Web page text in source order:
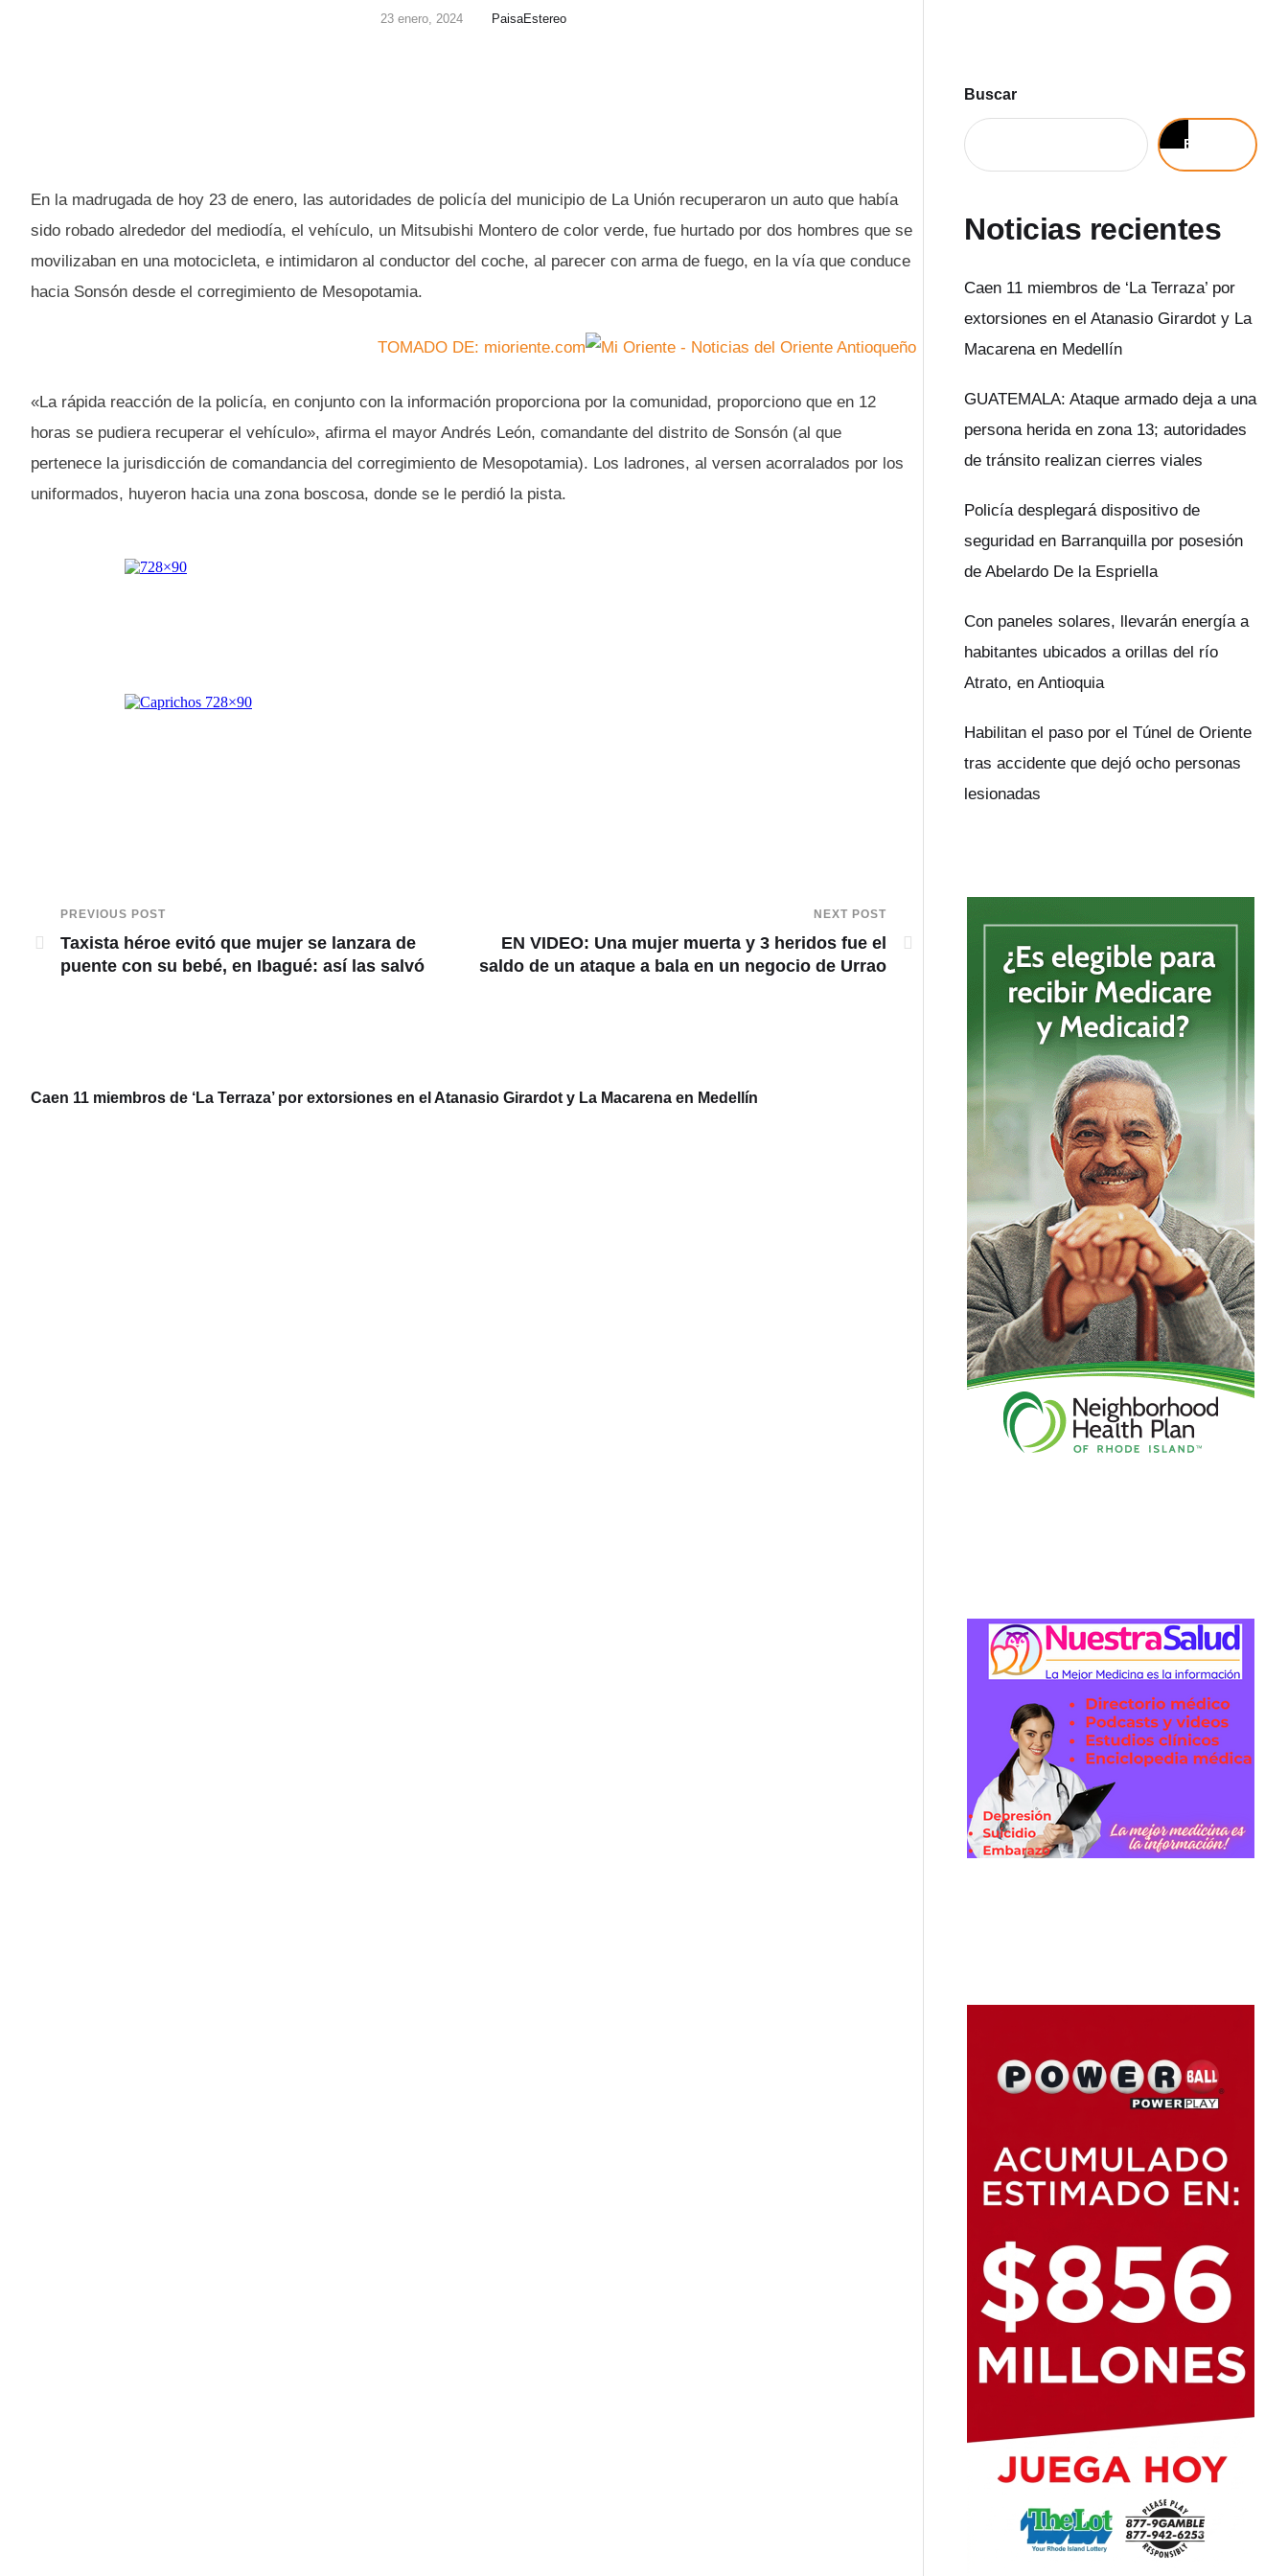
23 enero, 2024 PaisaEstereo
En la madrugada de hoy 23 de enero, las autoridades de policía del municipio de La Unión recuperaron un auto que había
sido robado alrededor del mediodía, el vehículo, un Mitsubishi Montero de color verde, fue hurtado por dos hombres que se
movilizaban en una motocicleta, e intimidaron al conductor del coche, al parecer con arma de fuego, en la vía que conduce
hacia Sonsón desde el corregimiento de Mesopotamia.
TOMADO DE: mioriente.com
«La rápida reacción de la policía, en conjunto con la información proporciona por la comunidad, proporciono que en 12
horas se pudiera recuperar el vehículo», afirma el mayor Andrés León, comandante del distrito de Sonsón (al que
pertenece la jurisdicción de comandancia del corregimiento de Mesopotamia). Los ladrones, al versen acorralados por los
uniformados, huyeron hacia una zona boscosa, donde se le perdió la pista.
PREVIOUS POST
Taxista héroe evitó que mujer se lanzara de
puente con su bebé, en Ibagué: así las salvó
NEXT POST
EN VIDEO: Una mujer muerta y 3 heridos fue el
saldo de un ataque a bala en un negocio de Urrao
Caen 11 miembros de ‘La Terraza’ por extorsiones en el Atanasio Girardot y La Macarena en Medellín GUATEMALA: Ataque armado deja a una
Buscar
Buscar
Noticias recientes
Caen 11 miembros de ‘La Terraza’ por
extorsiones en el Atanasio Girardot y La
Macarena en Medellín
GUATEMALA: Ataque armado deja a una
persona herida en zona 13; autoridades
de tránsito realizan cierres viales
Policía desplegará dispositivo de
seguridad en Barranquilla por posesión
de Abelardo De la Espriella
Con paneles solares, llevarán energía a
habitantes ubicados a orillas del río
Atrato, en Antioquia
Habilitan el paso por el Túnel de Oriente
tras accidente que dejó ocho personas
lesionadas